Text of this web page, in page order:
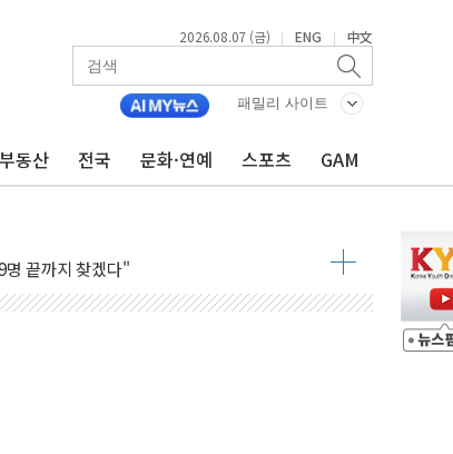
2026.08.07 (금) | ENG | 中文
패밀리 사이트
부동산 전국 문화·연예 스포츠 GAM
도체주 '활짝'
상 기대 후퇴
끝까지 찾겠다"
집중 완화 전환점"
적 공급 확대·속도전 총력"